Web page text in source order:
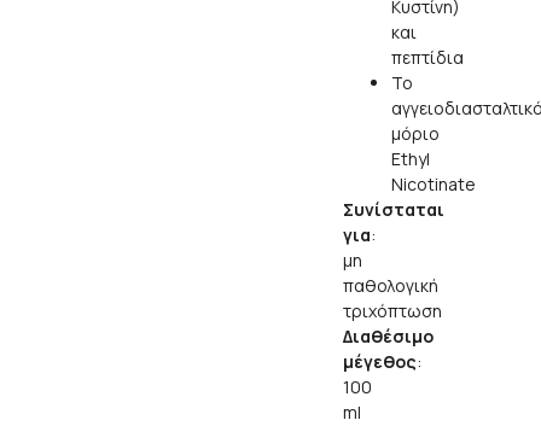
Κυστίνη)
και
πεπτίδια
Το
μόριο
Ethyl
Nicotinate
Συνίσταται
για:
μη
παθολογική
τριχόπτωση
Διαθέσιμο
μέγεθος:
100
ml